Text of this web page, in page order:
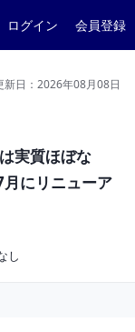
ログイン 会員登録
新日：2026年08月08日
実質ほぼな
にリニューア
し